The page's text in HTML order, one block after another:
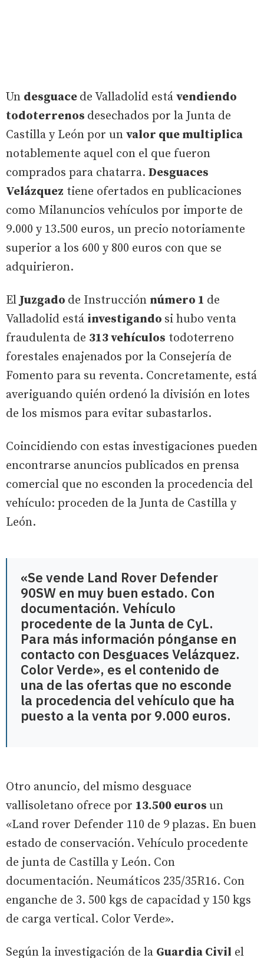
Un desguace de Valladolid está vendiendo
todoterrenos desechados por la Junta de
Castilla y León por un valor que multiplica
notablemente aquel con el que fueron
comprados para chatarra. Desguaces
Velázquez tiene ofertados en publicaciones
como Milanuncios vehículos por importe de
9.000 y 13.500 euros, un precio notoriamente
superior a los 600 y 800 euros con que se
adquirieron.
El Juzgado de Instrucción número 1 de
Valladolid está investigando si hubo venta
fraudulenta de 313 vehículos todoterreno
forestales enajenados por la Consejería de
Fomento para su reventa. Concretamente, está
averiguando quién ordenó la división en lotes
de los mismos para evitar subastarlos.
Coincidiendo con estas investigaciones pueden
encontrarse anuncios publicados en prensa
comercial que no esconden la procedencia del
vehículo: proceden de la Junta de Castilla y
León.
«Se vende Land Rover Defender
90SW en muy buen estado. Con
documentación. Vehículo
procedente de la Junta de CyL.
Para más información pónganse en
contacto con Desguaces Velázquez.
Color Verde», es el contenido de
una de las ofertas que no esconde
la procedencia del vehículo que ha
puesto a la venta por 9.000 euros.
Otro anuncio, del mismo desguace
vallisoletano ofrece por 13.500 euros un
«Land rover Defender 110 de 9 plazas. En buen
estado de conservación. Vehículo procedente
de junta de Castilla y León. Con
documentación. Neumáticos 235/35R16. Con
enganche de 3. 500 kgs de capacidad y 150 kgs
de carga vertical. Color Verde».
Según la investigación de la Guardia Civil el